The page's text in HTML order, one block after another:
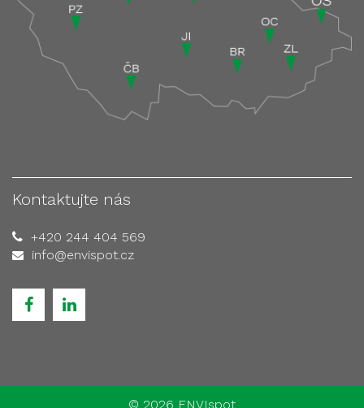
Kontaktujte nás
+420 244 404 569
info@envispot.cz
© 2026 ENVIspot